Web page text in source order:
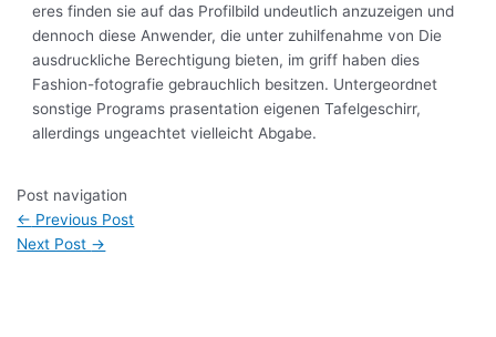
eres finden sie auf das Profilbild undeutlich anzuzeigen und
dennoch diese Anwender, die unter zuhilfenahme von Die
ausdruckliche Berechtigung bieten, im griff haben dies
Fashion-fotografie gebrauchlich besitzen. Untergeordnet
sonstige Programs prasentation eigenen Tafelgeschirr,
allerdings ungeachtet vielleicht Abgabe.
Post navigation
← Previous Post
Next Post →